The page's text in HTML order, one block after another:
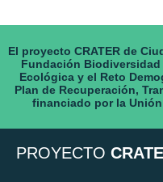
El proyecto CRATER de
Fundación
Ecológica y el Reto
Plan de Recuperación,
financiado por la
PROYECTO